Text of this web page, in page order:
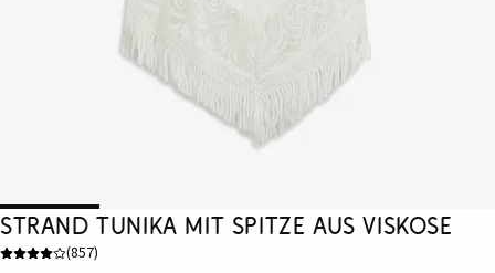
Strand Tunika mit Spitze aus Viskose
(857)